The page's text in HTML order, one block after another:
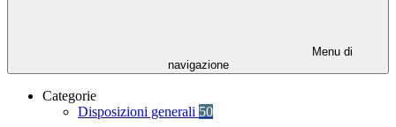
Menu di
navigazione
Categorie
Disposizioni generali 50